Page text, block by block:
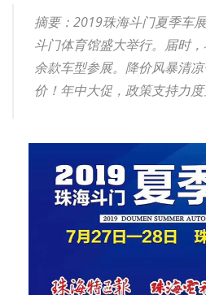
摘要：2019珠海斗门夏季车
斗门体育馆盛大举行。届时
余款车型参展。降价风暴清
价！年中大促，政策支持力度